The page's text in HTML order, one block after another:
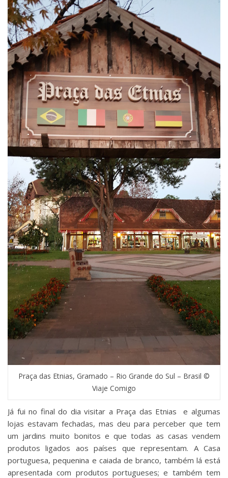
Praça das Etnias, Gramado – Rio Grande do Sul – Brasil ©
Viaje Comigo
Já fui no final do dia visitar a Praça das Etnias e algumas
lojas estavam fechadas, mas deu para perceber que tem
um jardins muito bonitos e que todas as casas vendem
produtos ligados aos países que representam. A Casa
portuguesa, pequenina e caiada de branco, também lá está
apresentada com produtos portugueses; e também tem